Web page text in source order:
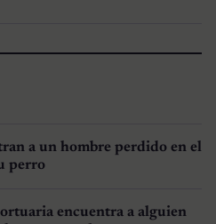
a un hombre perdido en el
perro
encuentra a alguien